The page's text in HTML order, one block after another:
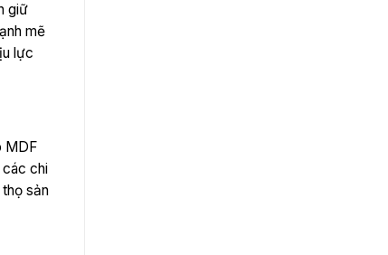
giữ
mẽ
lực
MDF
các chi
sản